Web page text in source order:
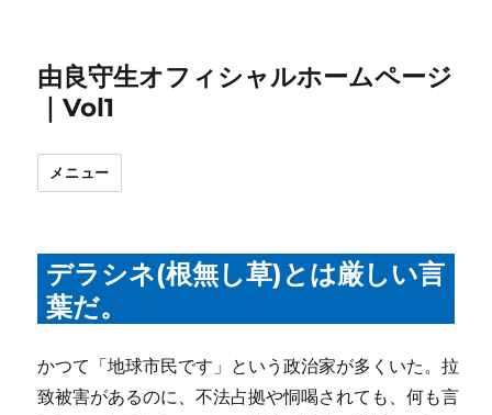
由良守生オフィシャルホームページ
｜Vol1
メニュー
デラシネ(根無し草)とは厳しい言
葉だ。
かつて「地球市民です」という政治家が多くいた。拉
致被害があるのに、不法占拠や恫喝されても、何も言